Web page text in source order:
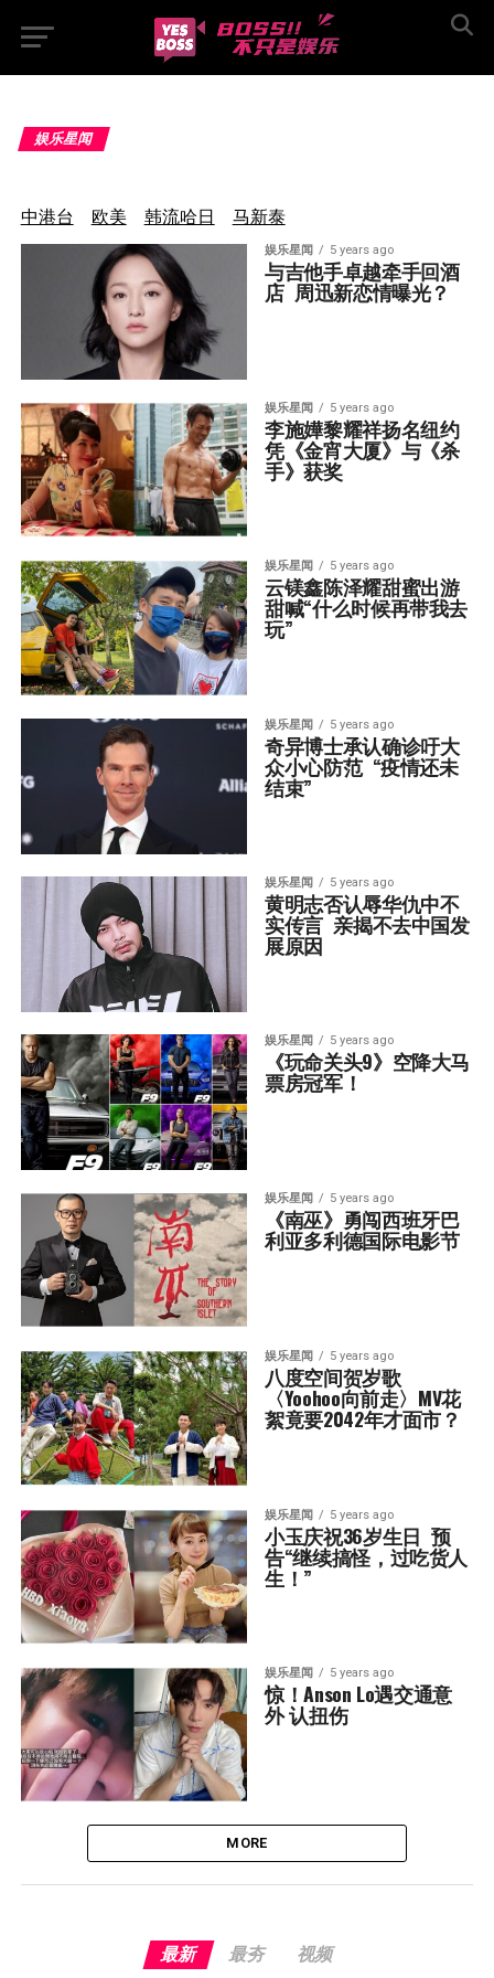
娱乐星闻
中港台 欧美 韩流哈日 马新泰
娱乐星闻 5 years ago
与吉他手卓越牵手回酒
店  周迅新恋情曝光？
娱乐星闻 5 years ago
李施嬅黎耀祥扬名纽约
凭《金宵大厦》与《杀
手》获奖
娱乐星闻 5 years ago
云镁鑫陈泽耀甜蜜出游
甜喊“什么时候再带我去
玩”
娱乐星闻 5 years ago
奇异博士承认确诊吁大
众小心防范  “疫情还未
结束”
娱乐星闻 5 years ago
黄明志否认辱华仇中不
实传言  亲揭不去中国发
展原因
娱乐星闻 5 years ago
《玩命关头9》空降大马
票房冠军！
娱乐星闻 5 years ago
《南巫》勇闯西班牙巴
利亚多利德国际电影节
娱乐星闻 5 years ago
八度空间贺岁歌
〈Yoohoo向前走〉MV花
絮竟要2042年才面市？
娱乐星闻 5 years ago
小玉庆祝36岁生日  预
告“继续搞怪，过吃货人
生！”
娱乐星闻 5 years ago
惊！Anson Lo遇交通意
外 认扭伤
MORE
最新 最夯 视频